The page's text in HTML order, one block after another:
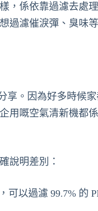
，係依靠過濾去處
過濾催淚彈、臭味
享。因為好多時候
用嘅空氣清新機都
說明差別：
以過濾 99.7% 的